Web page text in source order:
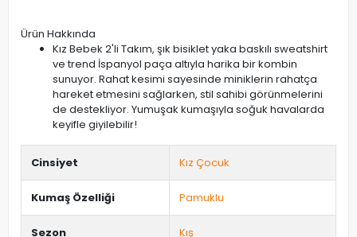
Ürün Hakkında
Kız Bebek 2'li Takım, şık bisiklet yaka baskılı sweatshirt
ve trend İspanyol paça altıyla harika bir kombin
sunuyor. Rahat kesimi sayesinde miniklerin rahatça
hareket etmesini sağlarken, stil sahibi görünmelerini
de destekliyor. Yumuşak kumaşıyla soğuk havalarda
keyifle giyilebilir!
Cinsiyet Kız Çocuk
Kumaş Özelliği Pamuklu
Sezon Kış